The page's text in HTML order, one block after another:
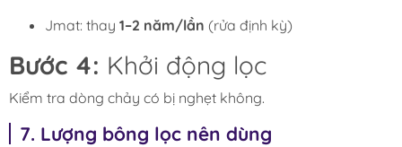
Jmat: thay 1–2 năm/lần (rửa định kỳ)
Bước 4: Khởi động lọc
Kiểm tra dòng chảy có bị nghẹt không.
7. Lượng bông lọc nên dùng